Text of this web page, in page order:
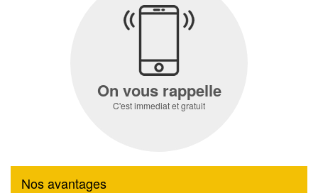
On vous rappelle
C'est immediat et gratuit
Nos avantages